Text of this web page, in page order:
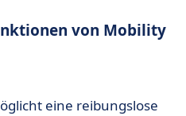
von Mobility
eine reibungslose